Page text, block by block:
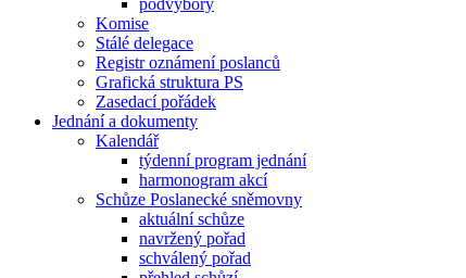
Komise
Stálé delegace
Registr oznámení poslanců
Grafická struktura PS
Zasedací pořádek
Jednání a dokumenty
Kalendář
týdenní program jednání
harmonogram akcí
Schůze Poslanecké sněmovny
aktuální schůze
navržený pořad
schválený pořad